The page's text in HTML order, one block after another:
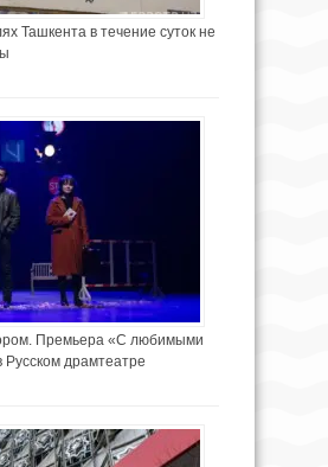
Ташкента в течение суток не
Премьера «С любимыми
Русском драмтеатре